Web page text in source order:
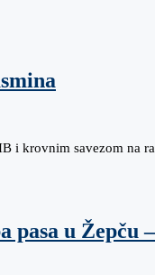
i krovnim savezom
u Žepču